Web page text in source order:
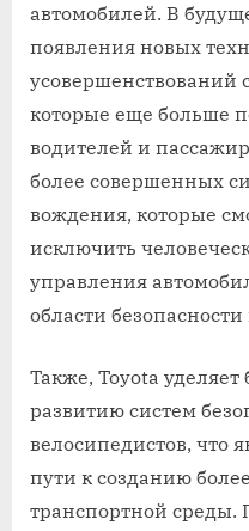
автомобилей. В
появления новых
усовершенствований
которые еще больше
водителей и
более совершенных
вождения‚ которые
исключить
управления
области безопасности
Также‚ Toyota
развитию систем
велосипедистов‚ что
пути к созданию
транспортной среды.